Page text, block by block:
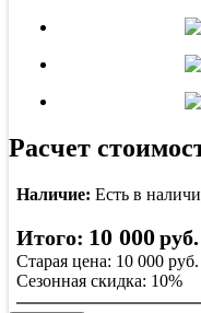
Расчет
Наличие: Есть в
Итого: 10 000руб.
Старая цена: 10 000 руб.
Сезонная скидка: 10%